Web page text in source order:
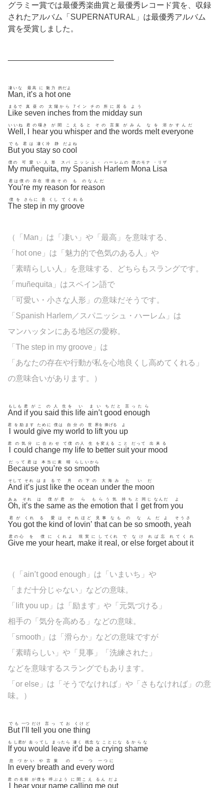
グラミー賞では最優秀楽曲賞と最優秀レコード賞を、収録
されたアルバム「SUPERNATURAL」は最優秀アルバム
賞を受賞しました。
—————————————–
Man
凄いな
, it’s
最高
a
に
hot
魅力
one
的だよ
Like
まるで
seven
真昼の
inches
太陽から
from
7イン
the
チの
midday
所に居る
sun
よう
Well
いいね
,
君
hear
の囁き
you
が聞
whisper
こえると
and
その
the
言葉
words
がみん
melt
なを
everyone
溶かすんだ
But
でも
you
君は
stay
凄く冷
so
静
cool
だよね
My
僕の
muñequita
可愛い人形
, my
スパ
Spanish
ニッシュ・
Harlem
ハーレムの
Mona
僕のモナ
Lisa
・リザ
You’re
君は僕の
my
存在
reason
理由その
for
も
reason
のなんだ
The
僕を
step
さらに
in
良
my
くし
groove
てくれる
（「Man」は「凄い」や「最高」を意味する、
「hot one」は「魅力的で色気のある人」や
「素晴らしい人」を意味する、どちらもスラングです。
「 muñequita」はスペイン語で
「可愛い・小さな人形」の意味だそうです。
「Spanish Harlem／スパニッシュ・ハーレム」は
マンハッタンにある地区の愛称。
「The step in my groove」は
「あなたの存在や行動が私を心地良くし高めてくれる」
の意味合いがあります。）
And
もしも
if
君
you
がこ
said
の人
this
生を
life
い
ain’t
まい
good
ちだと
enough
言ったら
君
would
を励ます
give
ために
my
僕は
world
自分の
to
世
lift
界を
you
捧げる
up
よ
君
could
の気分
change
に合わせ
my
て僕
life
の人
to
生
better
を変える
suit
こと
your
だって
mood
出来る
Because
だって君は
you’re
本当に素
so
晴
smooth
らしいから
And
そして
it’s
それ
just
はま
like
るで
the
月
ocean
の下の
under
大海み
the
た
moon
いだ
Oh
あぁ
, it’s
それ
the
は
same
僕が君
as
か
the
ら
emotion
もらう気
that
持ち と
get
同じ
from
なんだ
you
よ
You
君が
got
くれ
the
る
kind
愛は
of
そ
lovin’
れほど
that
見事
can
なも
be
の
so
な
smooth
んだよ
, yeah
そうさ
Give
君の心
me
を
your
僕に
heart
くれよ
, make
現実に
it
し
real
てくれ
, or
で
else
なけ
forget
れば忘
about
れてく
it
れ
（「ain’t good enough」は「いまいち」や
「まだ十分じゃない」などの意味。
「lift you up」は「励ます」や「元気づける」
相手の「気分を高める」などの意味。
「smooth」は「滑らか」などの意味ですが
「素晴らしい」や「見事」「洗練された」
などを意味するスラングでもあります。
「or else」は「そうでなければ」や「さもなければ」の意
味。）
But
でも
I’ll
一つ
tell
だけ
you
言っ
one
てお
thing
くけど
If
も
you
し君が
would
去ってし
leave
まったら
it’d
凄く
be
残念
a
な
crying
ことにな
shame
るからな
In
息
every
づかい
breath
や言葉
and
の
every
一つ
word
一つに
君
hear
の名前
your
が僕を
name
呼ぶよう
calling
に聞こえ
me
るん
out
だよ